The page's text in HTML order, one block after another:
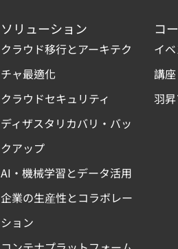
ソリューション
クラウド移行とアーキテク
チャ最適化
クラウドセキュリティ
ディザスタリカバリ・バッ
クアップ
AI・機械学習とデータ活用
企業の生産性とコラボレー
ション
コ
イ
講座
羽